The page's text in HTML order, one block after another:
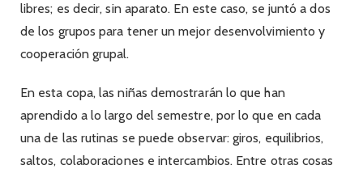
libres; es decir, sin aparato. En este caso, se juntó a dos
de los grupos para tener un mejor desenvolvimiento y
cooperación grupal.
En esta copa, las niñas demostrarán lo que han
aprendido a lo largo del semestre, por lo que en cada
una de las rutinas se puede observar: giros, equilibrios,
saltos, colaboraciones e intercambios. Entre otras cosas